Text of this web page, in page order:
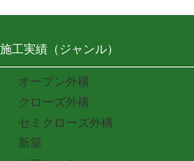
施工実績（ジャンル）
オープン外構
クローズ外構
セミクローズ外構
新築